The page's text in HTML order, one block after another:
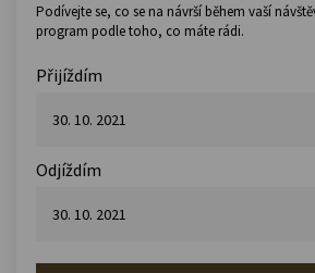
Podívejte se, co se na návrší během vaší
program podle toho, co máte rádi.
Přijíždím
Odjíždím